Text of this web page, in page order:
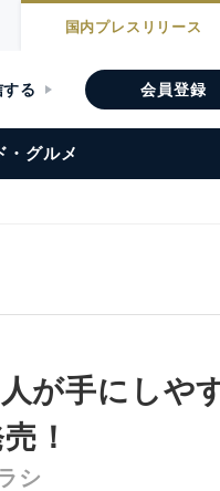
国内プレスリリース
る 会員登録
・グルメ
が手にしや
！
シ